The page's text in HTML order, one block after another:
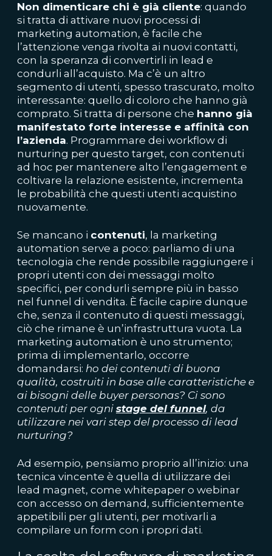
Non dimenticare chi è già cliente: quando
si tratta di attivare nuovi processi di
marketing automation, è facile che
l’attenzione venga rivolta ai nuovi contatti,
con la speranza di convertirli in lead e
condurli all’acquisto. Ma c’è un altro
segmento di utenti, spesso trascurato, molto
interessante: quello di coloro che hanno già
comprato. Si tratta di persone che hanno già
manifestato forte interesse e affinità con
l’azienda. Programmare dei workflow di
nurturing per questo target, con contenuti
ad hoc per mantenere alto l’engagement e
coltivare la relazione esistente, incrementa
le probabilità che questi utenti acquistino
nuovamente.
Se mancano i contenuti, la marketing
automation serve a poco: parliamo di una
tecnologia che rende possibile raggiungere i
propri utenti con dei messaggi molto
specifici, per condurli sempre più in basso
nel funnel di vendita. È facile capire dunque
che, senza il contenuto di questi messaggi,
ciò che rimane è un’infrastruttura vuota. La
marketing automation è uno strumento;
prima di implementarlo, occorre
domandarsi: ho dei contenuti di buona
qualità, costruiti in base alle caratteristiche e
ai bisogni delle buyer personas? Ci sono
contenuti per ogni stage del funnel, da
utilizzare nei vari step del processo di lead
nurturing?
Ad esempio, pensiamo proprio all’inizio: una
tecnica vincente è quella di utilizzare dei
lead magnet, come whitepaper o webinar
con accesso on demand, sufficientemente
appetibili per gli utenti, per motivarli a
compilare un form con i propri dati.